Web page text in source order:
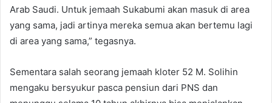
Arab Saudi. Untuk jemaah Sukabumi akan masuk di area
yang sama, jadi artinya mereka semua akan bertemu lagi
di area yang sama,” tegasnya.
Sementara salah seorang jemaah kloter 52 M. Solihin
mengaku bersyukur pasca pensiun dari PNS dan